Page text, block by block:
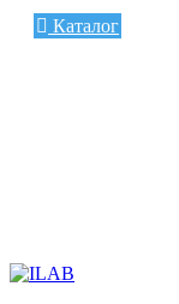
Каталог